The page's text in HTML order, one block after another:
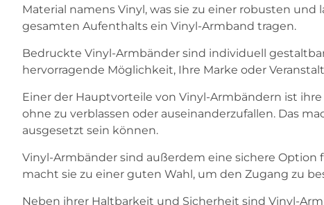
Material namens Vinyl, was sie zu einer robusten
gesamten Aufenthalts ein Vinyl-Armband tragen.
Bedruckte Vinyl-Armbänder sind individuell
hervorragende Möglichkeit, Ihre Marke oder
Einer der Hauptvorteile von Vinyl-Armbändern ist
ohne zu verblassen oder auseinanderzufallen. Das
ausgesetzt sein können.
Vinyl-Armbänder sind außerdem eine sichere Option
macht sie zu einer guten Wahl, um den Zugang zu
Neben ihrer Haltbarkeit und Sicherheit sind Vinyl-